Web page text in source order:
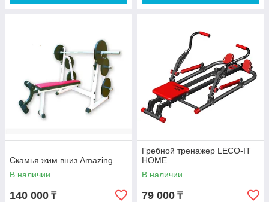
Скамья жим вниз Amazing
В наличии
140 000 ₸
Гребной тренажер LECO-IT
HOME
В наличии
79 000 ₸